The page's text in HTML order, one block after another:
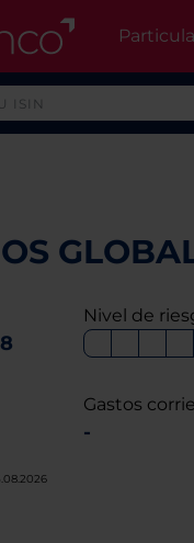
Nivel de
Gastos
-